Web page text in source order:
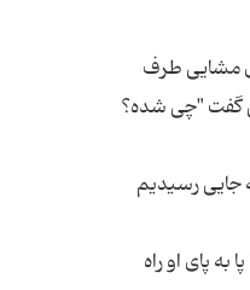
مشایی طرف
گفت "چی شده؟
جایی رسیدیم
پای او راه